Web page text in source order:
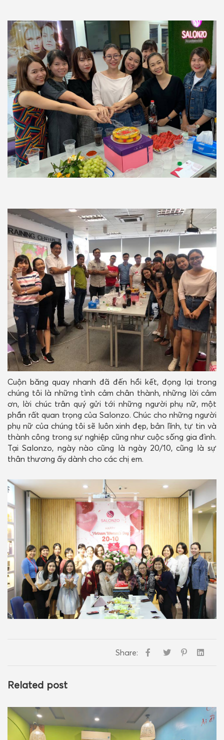
Cuộn băng quay nhanh đã đến hồi kết, đọng lại trong
chúng tôi là những tình cảm chân thành, những lời cảm
ơn, lời chúc trân quý gửi tới những người phụ nữ, một
phần rất quan trọng của Salonzo. Chúc cho những người
phụ nữ của chúng tôi sẽ luôn xinh đẹp, bản lĩnh, tự tin và
thành công trong sự nghiệp cũng như cuộc sống gia đình.
Tại Salonzo, ngày nào cũng là ngày 20/10, cũng là sự
thân thương ấy dành cho các chị em.
Share:
Related post